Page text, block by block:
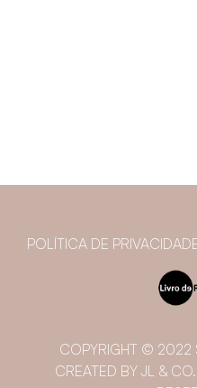
POLÍTICA DE
COPYRIGHT © 2022
CREATED BY JL &